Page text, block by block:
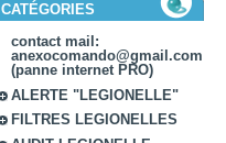
CATÉGORIES
contact mail:
anexocomando@gmail.com
(panne internet PRO)
ALERTE "LEGIONELLE"
FILTRES LEGIONELLES